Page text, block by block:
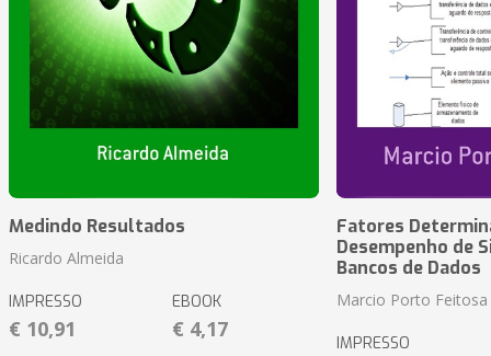
Medindo Resultados
Ricardo Almeida
IMPRESSO
€ 10,91
EBOOK
€ 4,17
Fatores
Desempenho de
Bancos de Dados
Marcio Porto Feitosa
IMPRESSO